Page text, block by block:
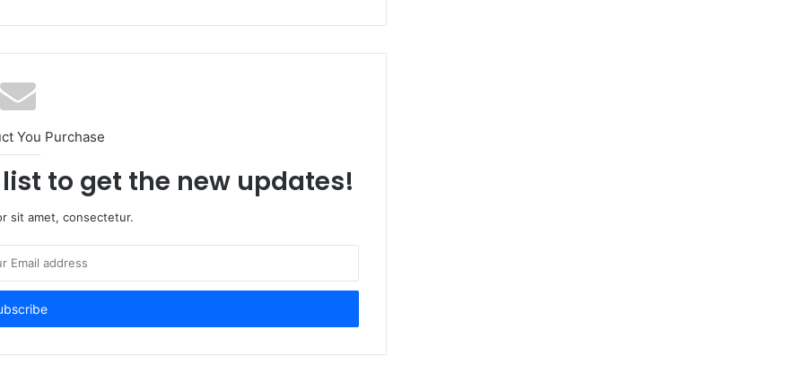
You Purchase
to get the new updates!
sit amet, consectetur.